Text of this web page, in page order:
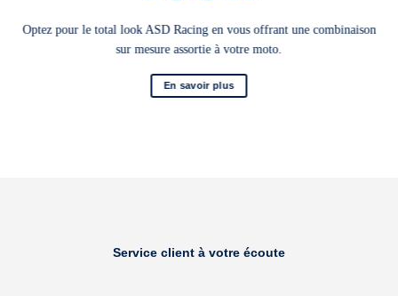
Optez pour le total look ASD Racing en vous offrant une combinaison
sur mesure assortie à votre moto.
En savoir plus
Service client à votre écoute